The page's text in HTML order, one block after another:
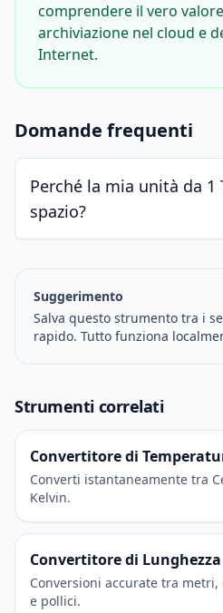
comprendere il vero
archiviazione nel cloud e
Internet.
Domande frequenti
Perché la mia unità da 1
spazio?
Suggerimento
Salva questo strumento tra i
rapido. Tutto funziona
Strumenti correlati
Convertitore di
Converti istantaneamente tra
Kelvin.
Convertitore di Lunghezza
Conversioni accurate tra
e pollici.